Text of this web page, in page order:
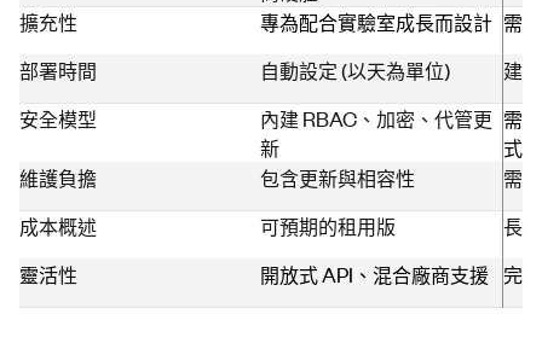
擴充性 專為配合實驗室成長而設計 需
部署時間
自動設定 (以天為單位)
建
安全模型
內建 RBAC、加密、代管更
新
需
式
維護負擔
包含更新與相容性
需
成本概述
可預期的租用版
長
靈活性 開放式 API、混合廠商支援 完